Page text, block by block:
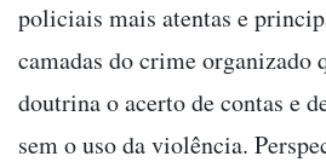
policiais mais atentas e
camadas do crime organizado
doutrina o acerto de contas e
sem o uso da violência.